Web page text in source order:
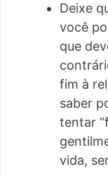
Deixe
você
que
fim à
saber
tentar
vida,